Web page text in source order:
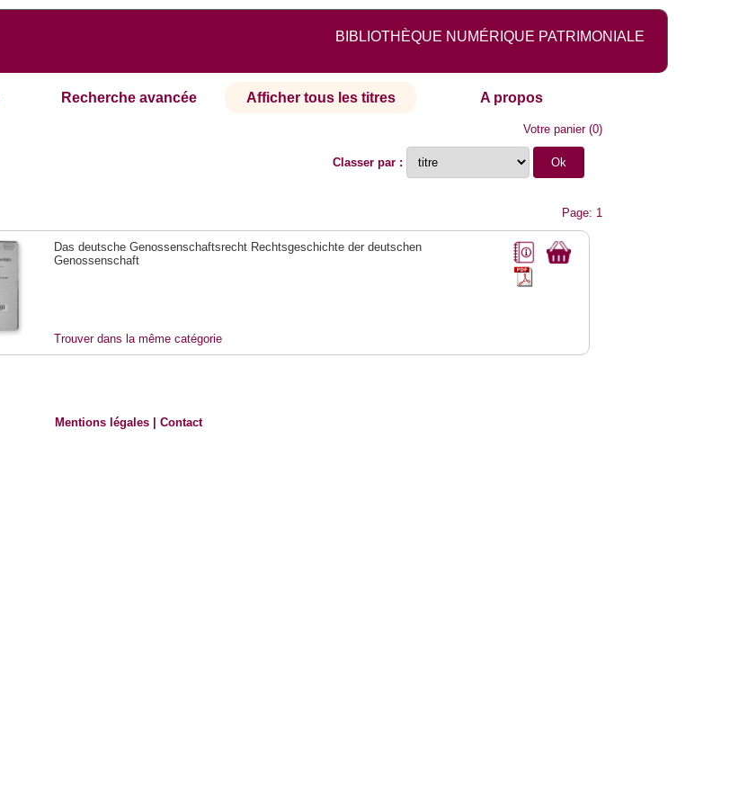
BIBLIOTHÈQUE NUMÉRIQUE PATRIMONIALE
Recherche avancée Afficher tous les titres A propos
Votre panier(0)
Classer par :
Page: 1
Das deutsche Genossenschaftsrecht Rechtsgeschichte der deutschen
Genossenschaft
Trouver dans la même catégorie
Mentions légales |Contact